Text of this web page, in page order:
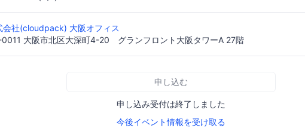
会社(cloudpack) 大阪オフィス
大阪市北区大深町4-20 グランフロント大阪タワーA 27階
申し込む
申し込み受付は終了しました
今後イベント情報を受け取る